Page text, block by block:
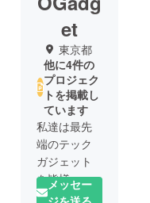
et
東京都
他に4件の
プロジェク
トを掲載し
ています
私達は最先
端のテック
ガジェット
を皆様へ手
の届く価格
メッセー